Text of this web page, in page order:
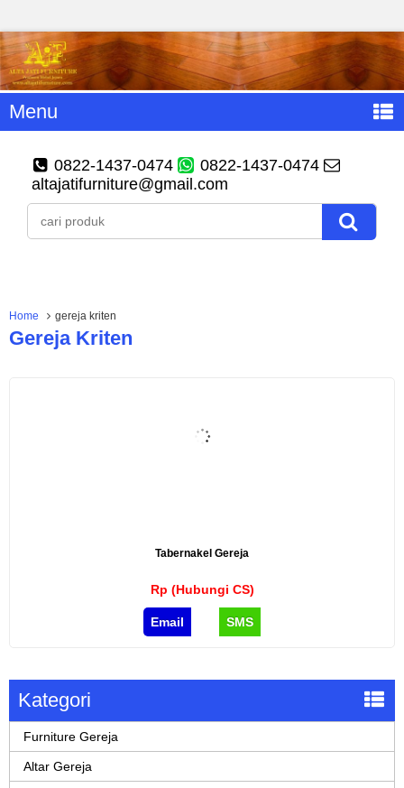
Menu
0822-1437-0474
0822-1437-0474
altajatifurniture@gmail.com
Home gereja kriten
Gereja Kriten
Tabernakel Gereja
Rp (Hubungi CS)
Email SMS
Kategori
Furniture Gereja
Altar Gereja